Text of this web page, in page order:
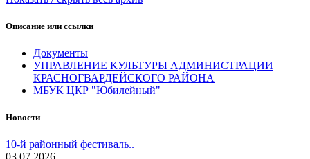
Описание или ссылки
Документы
УПРАВЛЕНИЕ КУЛЬТУРЫ АДМИНИСТРАЦИИ
КРАСНОГВАРДЕЙСКОГО РАЙОНА
МБУК ЦКР "Юбилейный"
Новости
10-й районный фестиваль..